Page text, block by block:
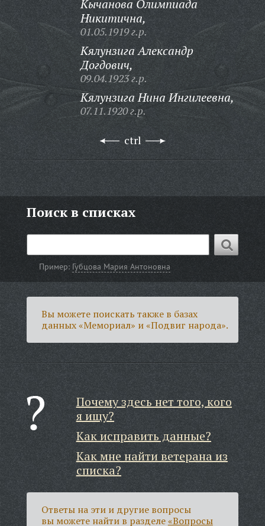
Кычанова Олимпиада
Никитична,
01.05.1919 г.р.
Кялунзига Александр
Догдович,
09.04.1923 г.р.
Кялунзига Нина Ингилеевна,
07.11.1920 г.р.
ctrl
Поиск в списках
Пример: Губцова Мария Антоновна
Вы можете поискать также в базах
данных «Мемориал» и «Подвиг народа».
Почему здесь нет того, кого
я ищу?
Как исправить данные?
Как мне найти ветерана из
списка?
Ответы на эти и другие вопросы
вы можете найти в разделе«Вопросы